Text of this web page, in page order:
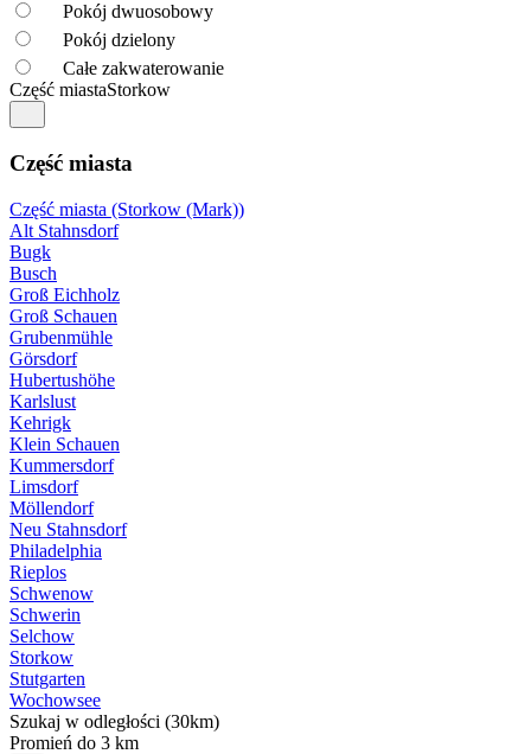
Pokój dwuosobowy
Pokój dzielony
Całe zakwaterowanie
Część miastaStorkow
Część miasta
Część miasta (Storkow (Mark))
Alt Stahnsdorf
Bugk
Busch
Groß Eichholz
Groß Schauen
Grubenmühle
Görsdorf
Hubertushöhe
Karlslust
Kehrigk
Klein Schauen
Kummersdorf
Limsdorf
Möllendorf
Neu Stahnsdorf
Philadelphia
Rieplos
Schwenow
Schwerin
Selchow
Storkow
Stutgarten
Wochowsee
Szukaj w odległości (30km)
Promień do 3 km